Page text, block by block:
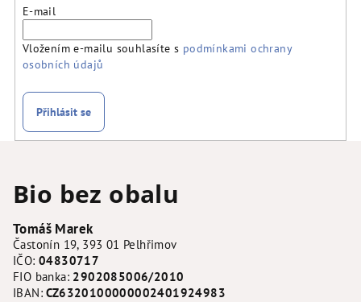
E-mail
Vložením e-mailu souhlasíte s podmínkami ochrany
osobních údajů
Přihlásit se
Bio bez obalu
Tomáš Marek
Častonín 19, 393 01 Pelhřimov
IČO: 04830717
FIO banka: 2902085006/2010
IBAN:CZ6320100000002401924983